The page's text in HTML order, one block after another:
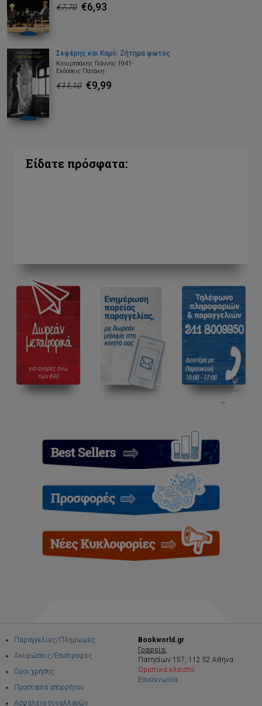
€7,70 €6,93
Σεφέρης και Καμύ: Ζήτημα φωτός
Κιουρτσάκης Γιάννης 1941-
Εκδόσεις Πατάκη
€11,10 €9,99
Είδατε πρόσφατα:
Παραγγελίες/Πληρωμές
Ακυρώσεις/Επιστροφές
Όροι χρήσης
Προστασία απορρήτου
Ασφάλεια συναλλαγών
Bookworld.gr
Γραφεία:
Πατησίων 157, 112 52 Αθήνα
Οριστικά κλειστό
Επικοινωνία